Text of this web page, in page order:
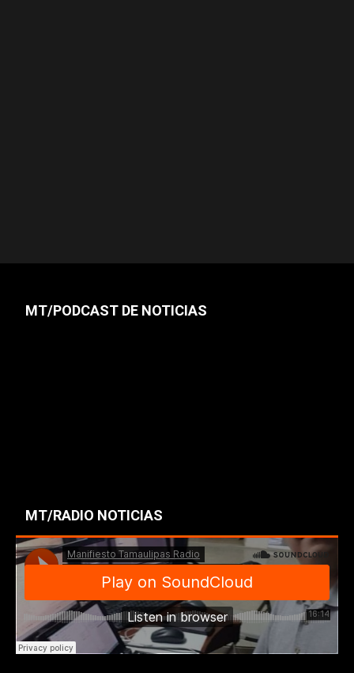
MT/PODCAST DE NOTICIAS
MT/RADIO NOTICIAS